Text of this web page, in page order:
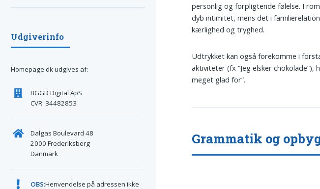
personlig og forpligtende følelse. I
dyb intimitet, mens det i
kærlighed og tryghed.
Udtrykket kan også forekomme i
aktiviteter (fx “Jeg elsker
meget glad for”.
Grammatik og
Udgiverinfo
Homepage.dk udgives af:
BGGD Digital ApS
CVR: 34482853
Dalgas Boulevard 48
2000 Frederiksberg
Danmark
OBS:Henvendelse på adressen ikke